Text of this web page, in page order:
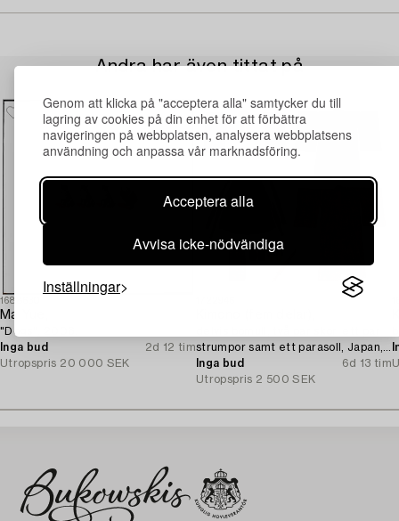
Genom att klicka på "acceptera alla" samtycker du till
lagring av cookies på din enhet för att förbättra
navigeringen på webbplatsen, analysera webbplatsens
användning och anpassa vår marknadsföring.
Acceptera alla
Avvisa icke-nödvändiga
Inställningar
Andra har även tittat på
1688630
Ma Yue,
"Dogs", 2006.
Inga bud
2d 12 tim
Utropspris 20 000 SEK
strumpor samt ett parasoll, Japan,
1900-tal.
Inga bud
6d 13 tim
Utropspris 2 500 SEK